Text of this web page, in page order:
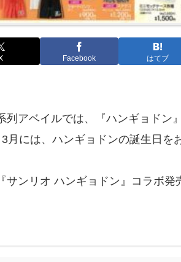
Facebook はてブ
列アベイルでは、『ハンギョドン
月には、ハンギョドンの誕生日を
サンリオ ハンギョドン』コラボ